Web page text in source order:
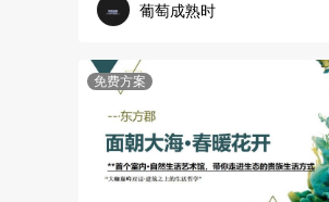
葡萄成熟时
免费方案